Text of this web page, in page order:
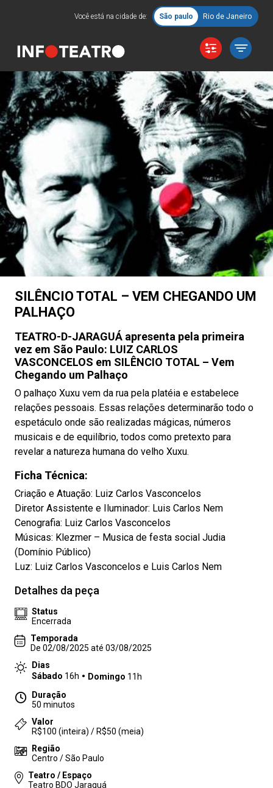
Você está na cidade de: São paulo Rio de Janeiro
SILÊNCIO TOTAL – VEM CHEGANDO UM
PALHAÇO
TEATRO-D-JARAGUÁ apresenta pela primeira
vez em São Paulo: LUIZ CARLOS
VASCONCELOS em SILÊNCIO TOTAL – Vem
Chegando um Palhaço
O palhaço Xuxu vem da rua pela platéia e estabelece
relações pessoais. Essas relações determinarão todo o
espetáculo onde são realizadas mágicas, números
musicais e de equilíbrio, todos como pretexto para
revelar a natureza humana do velho Xuxu.
Ficha Técnica:
Criação e Atuação: Luiz Carlos Vasconcelos
Diretor Assistente e Iluminador: Luis Carlos Nem
Cenografia: Luiz Carlos Vasconcelos
Músicas: Klezmer – Musica de festa social Judia
(Domínio Público)
Luz: Luiz Carlos Vasconcelos e Luis Carlos Nem
Detalhes da peça
Status
Encerrada
Temporada
De 02/08/2025 até 03/08/2025
Dias
Sábado 16h Domingo 11h
Duração
50 minutos
Valor
R$100 (inteira) / R$50 (meia)
Região
Centro / São Paulo
Teatro / Espaço
Teatro BDO Jaraguá